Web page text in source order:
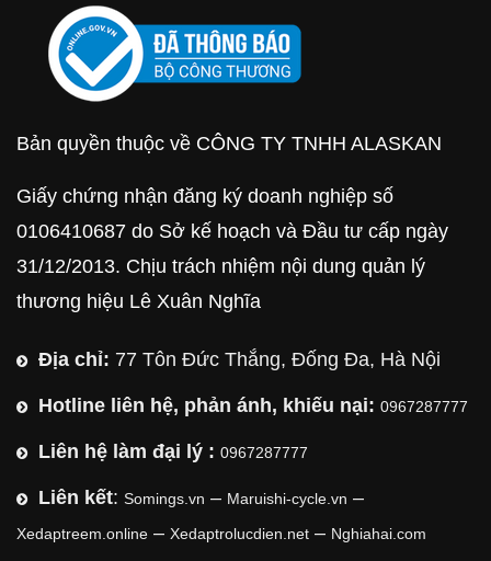
Bản quyền thuộc về CÔNG TY TNHH ALASKAN
Giấy chứng nhận đăng ký doanh nghiệp số
0106410687 do Sở kế hoạch và Đầu tư cấp ngày
31/12/2013. Chịu trách nhiệm nội dung quản lý
thương hiệu Lê Xuân Nghĩa
Địa chỉ: 77 Tôn Đức Thắng, Đống Đa, Hà Nội
Hotline liên hệ, phản ánh, khiếu nại: 0967287777
Liên hệ làm đại lý : 0967287777
Liên kết: Somings.vn – Maruishi-cycle.vn –
Xedaptreem.online – Xedaptrolucdien.net – Nghiahai.com